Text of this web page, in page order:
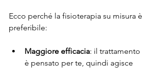
Ecco perché la fisioterapia su misura è
preferibile:
Maggiore efficacia: il trattamento
è pensato per te, quindi agisce